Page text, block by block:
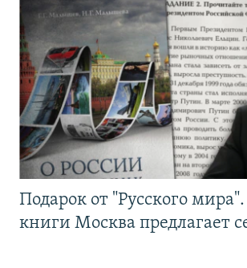
Подарок от "Русского
книги Москва предлагает